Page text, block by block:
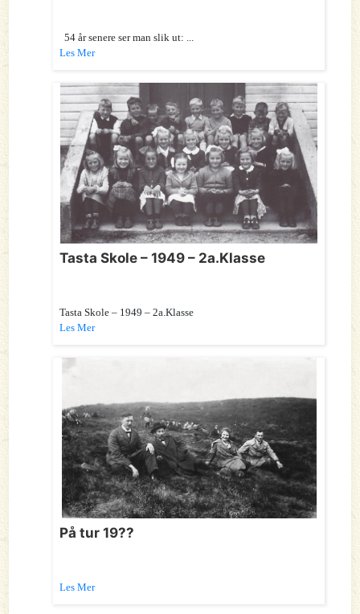
54 år senere ser man slik ut: ...
Les Mer
Tasta Skole – 1949 – 2a.Klasse
Tasta Skole – 1949 – 2a.Klasse
Les Mer
På tur 19??
Les Mer